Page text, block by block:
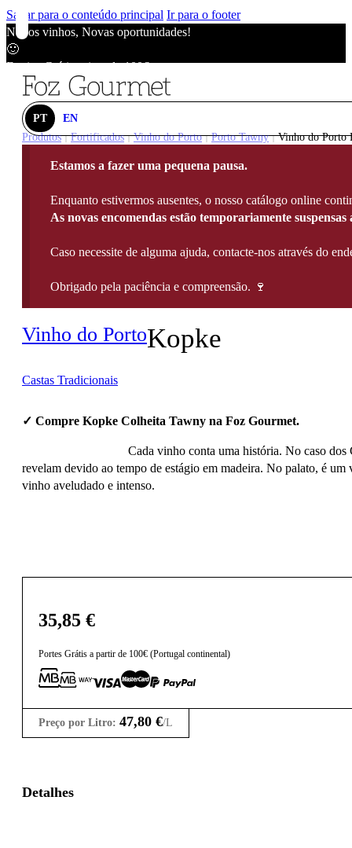
Saltar para o conteúdo principal Ir para o footer
Novos vinhos, Novas oportunidades!
🙂
Envios Grátis acima de 100€
Novos vinhos, Novas oportunidades!
Envios Grátis acima de 100€
Novos vinhos, Novas oportunidades!
Envios Grátis acima de 100€
PT
EN
Produtos | Fortificados | Vinho do Porto | Porto Tawny | Vinho do Porto
Estamos a fazer uma pequena pausa.
Enquanto estivermos ausentes, o nosso catálogo online
As novas encomendas estão temporariamente suspensas
Caso necessite de alguma ajuda, contacte-nos através do
Obrigado pela paciência e compreensão. 🍷
Vinho do PortoKopke
Castas Tradicionais
✓ Compre Kopke Colheita Tawny na Foz Gourmet.
Cada vinho conta uma história. No caso dos
revelam devido ao tempo de estágio em madeira. No palato, é
vinho aveludado e intenso.
35,85 €
Portes Grátis a partir de 100€ (Portugal continental)
Preço por Litro: 47,80 €/L
Detalhes